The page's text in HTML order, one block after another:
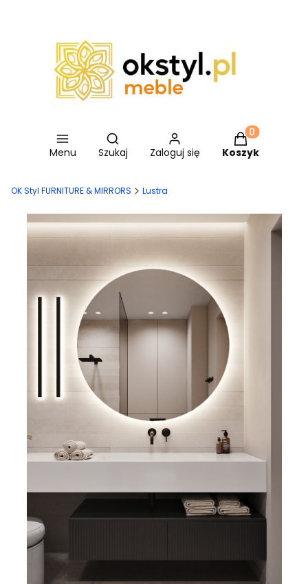
Menu
Otwórz wyszukiwarkę
Szukaj Zaloguj się
Produkty w
Koszyk
OK Styl FURNITURE & MIRRORS Lustra